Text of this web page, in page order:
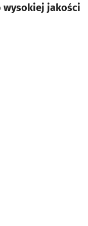
wysokiej jakości